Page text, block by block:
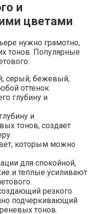
и
цветами
нужно грамотно,
тонов. Популярные
серый, бежевый,
оттенок
глубину и
и
тонов, создает
которым можно
для спокойной,
и теплые усиливают
резкого
подчеркивающий
тонов.